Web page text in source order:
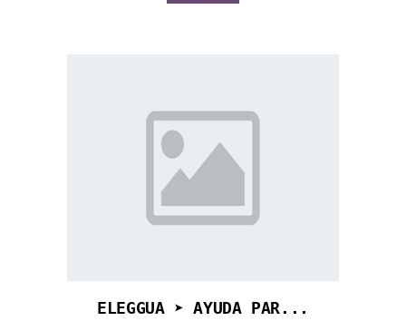
ELEGGUA ➤ AYUDA PAR...